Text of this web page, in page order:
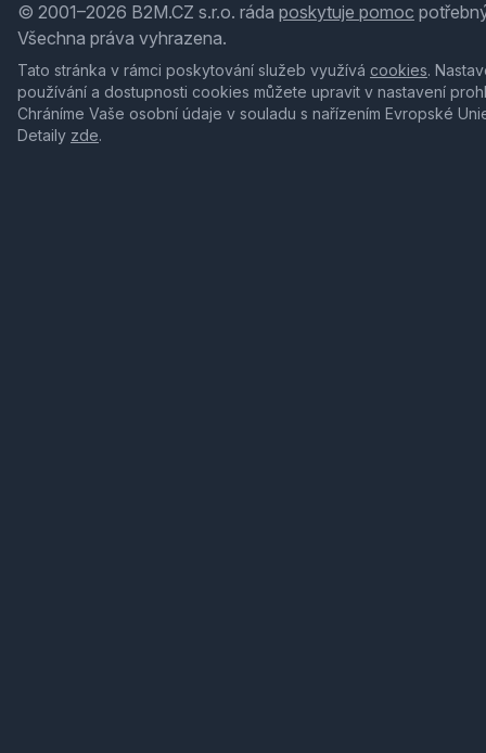
© 2001–2026 B2M.CZ s.r.o. ráda poskytuje pomoc
Všechna práva vyhrazena.
Tato stránka v rámci poskytování služeb využívá cookies.
používání a dostupnosti cookies můžete upravit v nastavení
Chráníme Vaše osobní údaje v souladu s nařízením Evropské
Detaily zde.